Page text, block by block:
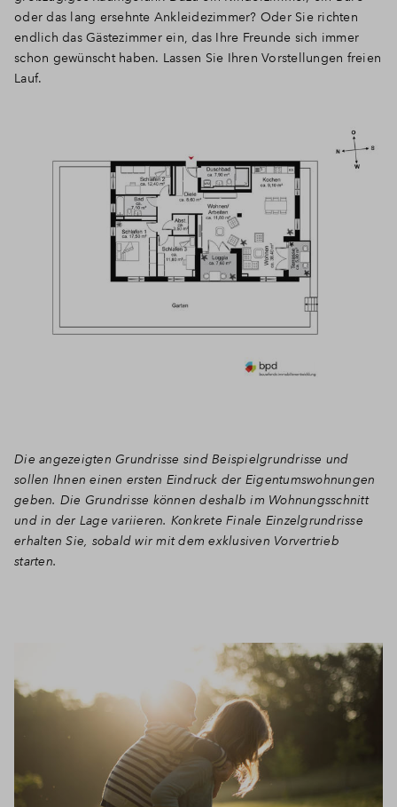
oder das lang ersehnte Ankleidezimmer? Oder Sie richten
endlich das Gästezimmer ein, das Ihre Freunde sich immer
schon gewünscht haben. Lassen Sie Ihren Vorstellungen freien
Lauf.
Die angezeigten Grundrisse sind Beispielgrundrisse und
sollen Ihnen einen ersten Eindruck der Eigentumswohnungen
geben. Die Grundrisse können deshalb im Wohnungsschnitt
und in der Lage variieren. Konkrete Finale Einzelgrundrisse
erhalten Sie, sobald wir mit dem exklusiven Vorvertrieb
starten.